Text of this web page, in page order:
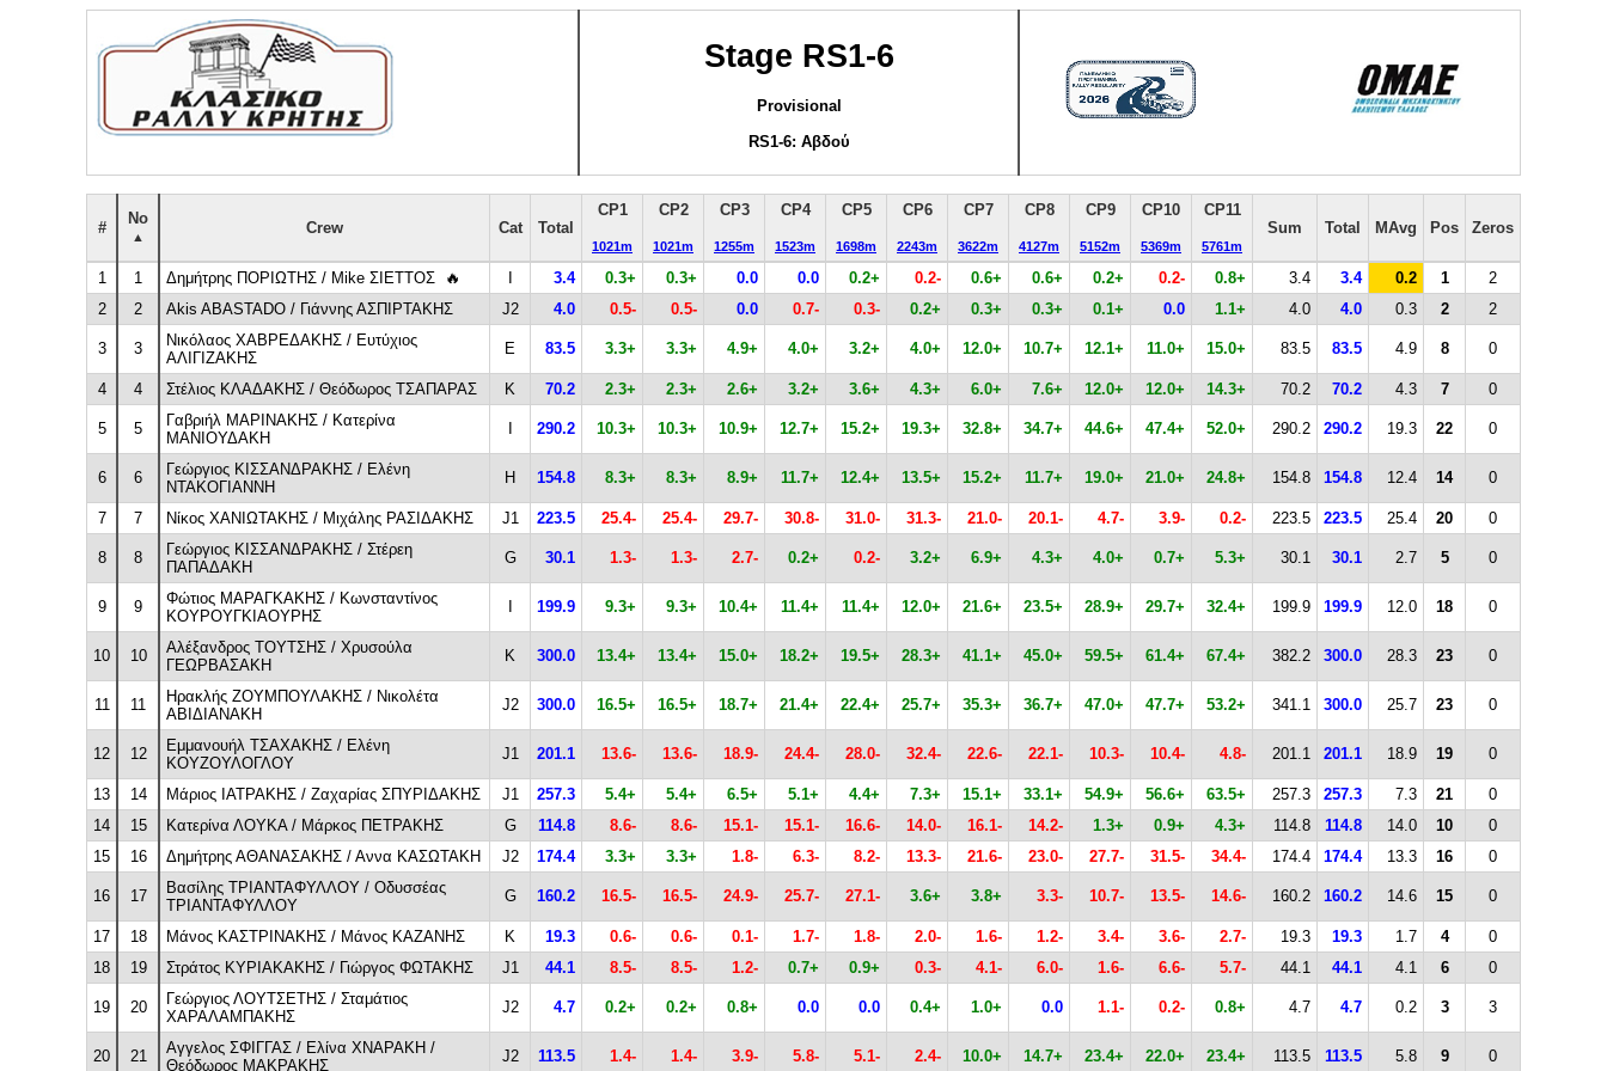
Stage RS1-6
Provisional
RS1-6: Αβδού
#
No
Crew Cat Total
CP1
1021m
CP2
1021m
CP3
1255m
CP4
1523m
CP5
1698m
CP6
2243m
CP7
3622m
CP8
4127m
CP9
5152m
CP10
5369m
CP11
5761m
Sum Total MAvg Pos Zeros
1 1 Δημήτρης ΠΟΡΙΩΤΗΣ / Mike ΣΙΕΤΤΟΣ 🔥 3.4 0.3+ 0.3+ 0.0 0.0 0.2+ 0.2- 0.6+ 0.6+ 0.2+ 0.2- 0.8+ 3.4 3.4 0.2 1
2
2
2 Akis ABASTADO / Γιάννης ΑΣΠΙΡΤΑΚΗΣ J2 4.0 0.5- 0.5- 0.0 0.7- 0.3- 0.2+ 0.3+ 0.3+ 0.1+ 0.0 1.1+ 4.0 4.0 0.3 2 2
3 3
Νικόλαος ΧΑΒΡΕΔΑΚΗΣ / Ευτύχιος
ΑΛΙΓΙΖΑΚΗΣ
E 83.5 3.3+ 3.3+ 4.9+ 4.0+ 3.2+ 4.0+ 12.0+ 10.7+ 12.1+ 11.0+ 15.0+ 83.5 83.5 4.9 8 0
4 4 Στέλιος ΚΛΑΔΑΚΗΣ / Θεόδωρος ΤΣΑΠΑΡΑΣ K 70.2 2.3+ 2.3+ 2.6+ 3.2+ 3.6+ 4.3+ 6.0+ 7.6+ 12.0+ 12.0+ 14.3+ 70.2 70.2 4.3 7 0
5 5
Γαβριήλ ΜΑΡΙΝΑΚΗΣ / Κατερίνα
ΜΑΝΙΟΥΔΑΚΗ
290.2 10.3+ 10.3+ 10.9+ 12.7+ 15.2+ 19.3+ 32.8+ 34.7+ 44.6+ 47.4+ 52.0+ 290.2 290.2 19.3 22 0
6 6
Γεώργιος ΚΙΣΣΑΝΔΡΑΚΗΣ / Ελένη
ΝΤΑΚΟΓΙΑΝΝΗ
H 154.8 8.3+ 8.3+ 8.9+ 11.7+ 12.4+ 13.5+ 15.2+ 11.7+ 19.0+ 21.0+ 24.8+ 154.8 154.8 12.4 14 0
7 7 Νίκος ΧΑΝΙΩΤΑΚΗΣ / Μιχάλης ΡΑΣΙΔΑΚΗΣ J1 223.5 25.4- 25.4- 29.7- 30.8- 31.0- 31.3- 21.0- 20.1- 4.7- 3.9- 0.2- 223.5 223.5 25.4 20 0
8 8
Γεώργιος ΚΙΣΣΑΝΔΡΑΚΗΣ / Στέρεη
ΠΑΠΑΔΑΚΗ
G 30.1 1.3- 1.3- 2.7- 0.2+ 0.2- 3.2+ 6.9+ 4.3+ 4.0+ 0.7+ 5.3+ 30.1 30.1 2.7 5 0
9 9
Φώτιος ΜΑΡΑΓΚΑΚΗΣ / Κωνσταντίνος
ΚΟΥΡΟΥΓΚΙΑΟΥΡΗΣ
199.9 9.3+ 9.3+ 10.4+ 11.4+ 11.4+ 12.0+ 21.6+ 23.5+ 28.9+ 29.7+ 32.4+ 199.9 199.9 12.0 18 0
10 10
Αλέξανδρος ΤΟΥΤΣΗΣ / Χρυσούλα
ΓΕΩΡΒΑΣΑΚΗ
K 300.0 13.4+ 13.4+ 15.0+ 18.2+ 19.5+ 28.3+ 41.1+ 45.0+ 59.5+ 61.4+ 67.4+ 382.2 300.0 28.3 23 0
11 11
Ηρακλής ΖΟΥΜΠΟΥΛΑΚΗΣ / Νικολέτα
ΑΒΙΔΙΑΝΑΚΗ
J2 300.0 16.5+ 16.5+ 18.7+ 21.4+ 22.4+ 25.7+ 35.3+ 36.7+ 47.0+ 47.7+ 53.2+ 341.1 300.0 25.7 23 0
12 12
Εμμανουήλ ΤΣΑΧΑΚΗΣ / Ελένη
ΚΟΥΖΟΥΛΟΓΛΟΥ
J1 201.1 13.6- 13.6- 18.9- 24.4- 28.0- 32.4- 22.6- 22.1- 10.3- 10.4- 4.8- 201.1 201.1 18.9 19 0
13 14 Μάριος ΙΑΤΡΑΚΗΣ / Ζαχαρίας ΣΠΥΡΙΔΑΚΗΣ J1 257.3 5.4+ 5.4+ 6.5+ 5.1+ 4.4+ 7.3+ 15.1+ 33.1+ 54.9+ 56.6+ 63.5+ 257.3 257.3 7.3 21
0
14
15 Κατερίνα ΛΟΥΚΑ / Μάρκος ΠΕΤΡΑΚΗΣ G 114.8 8.6- 8.6- 15.1- 15.1- 16.6- 14.0- 16.1- 14.2- 1.3+ 0.9+ 4.3+ 114.8 114.8 14.0 10
0
15
16 Δημήτρης ΑΘΑΝΑΣΑΚΗΣ / Αννα ΚΑΣΩΤΑΚΗ J2 174.4 3.3+ 3.3+ 1.8- 6.3- 8.2- 13.3- 21.6- 23.0- 27.7- 31.5- 34.4- 174.4 174.4 13.3 16 0
16 17
Βασίλης ΤΡΙΑΝΤΑΦΥΛΛΟΥ / Οδυσσέας
ΤΡΙΑΝΤΑΦΥΛΛΟΥ
G 160.2 16.5- 16.5- 24.9- 25.7- 27.1- 3.6+ 3.8+ 3.3- 10.7- 13.5- 14.6- 160.2 160.2 14.6 15 0
17 18 Μάνος ΚΑΣΤΡΙΝΑΚΗΣ / Μάνος ΚΑΖΑΝΗΣ K 19.3 0.6- 0.6- 0.1- 1.7- 1.8- 2.0- 1.6- 1.2- 3.4- 3.6- 2.7- 19.3 19.3 1.7 4
0
18
19 Στράτος ΚΥΡΙΑΚΑΚΗΣ / Γιώργος ΦΩΤΑΚΗΣ J1 44.1 8.5- 8.5- 1.2- 0.7+ 0.9+ 0.3- 4.1- 6.0- 1.6- 6.6- 5.7- 44.1 44.1 4.1 6 0
19 20
Γεώργιος ΛΟΥΤΣΕΤΗΣ / Σταμάτιος
ΧΑΡΑΛΑΜΠΑΚΗΣ
J2 4.7 0.2+ 0.2+ 0.8+ 0.0 0.0 0.4+ 1.0+ 0.0 1.1- 0.2- 0.8+ 4.7 4.7 0.2 3 3
20 21
Αγγελος ΣΦΙΓΓΑΣ / Ελίνα ΧΝΑΡΑΚΗ /
Θεόδωρος ΜΑΚΡΑΚΗΣ
J2 113.5 1.4- 1.4- 3.9- 5.8- 5.1- 2.4- 10.0+ 14.7+ 23.4+ 22.0+ 23.4+ 113.5 113.5 5.8 9 0